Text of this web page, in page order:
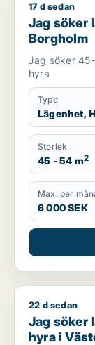
Jag söker
17 d sedan
Jag söker
Borgholm
Jag söker
hyra
Type
Lägenhet,
Storlek
45 - 54 m2
Max. per
6 000 SEK
Jag söker
22 d sedan
Jag söker
hyra i